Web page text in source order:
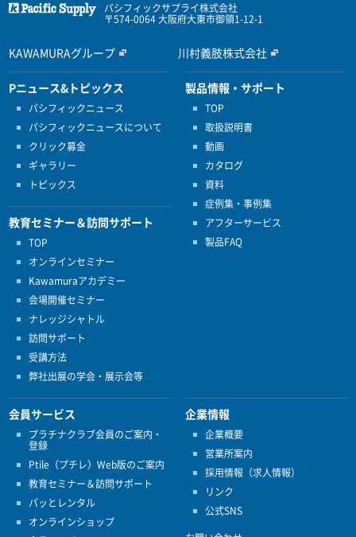
パシフィックサプライ株式会社
〒574-0064 大阪府大東市御領1-12-1
KAWAMURAグループ 川村義肢株式会社
Pニュース&トピックス
パシフィックニュース
パシフィックニュースについて
クリック募金
ギャラリー
トピックス
教育セミナー＆訪問サポート
TOP
オンラインセミナー
Kawamuraアカデミー
会場開催セミナー
ナレッジシャトル
訪問サポート
受講方法
弊社出展の学会・展示会等
製品情報・サポート
TOP
取扱説明書
動画
カタログ
資料
症例集・事例集
アフターサービス
製品FAQ
会員サービス
プラチナクラブ会員のご案内・
登録
Ptile（プチレ）Web版のご案内
教育セミナー＆訪問サポート
パッとレンタル
オンラインショップ
企業情報
企業概要
営業所案内
採用情報（求人情報）
リンク
公式SNS